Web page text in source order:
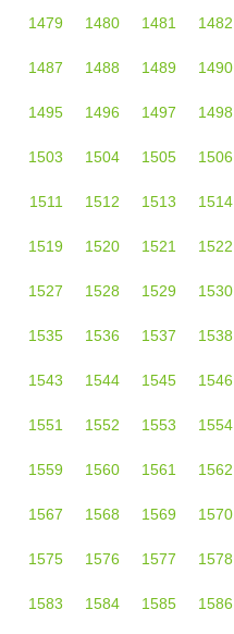
1479 1480 1481 1482
1487 1488 1489 1490
1495 1496 1497 1498
1503 1504 1505 1506
1511 1512 1513 1514
1519 1520 1521 1522
1527 1528 1529 1530
1535 1536 1537 1538
1543 1544 1545 1546
1551 1552 1553 1554
1559 1560 1561 1562
1567 1568 1569 1570
1575 1576 1577 1578
1583 1584 1585 1586